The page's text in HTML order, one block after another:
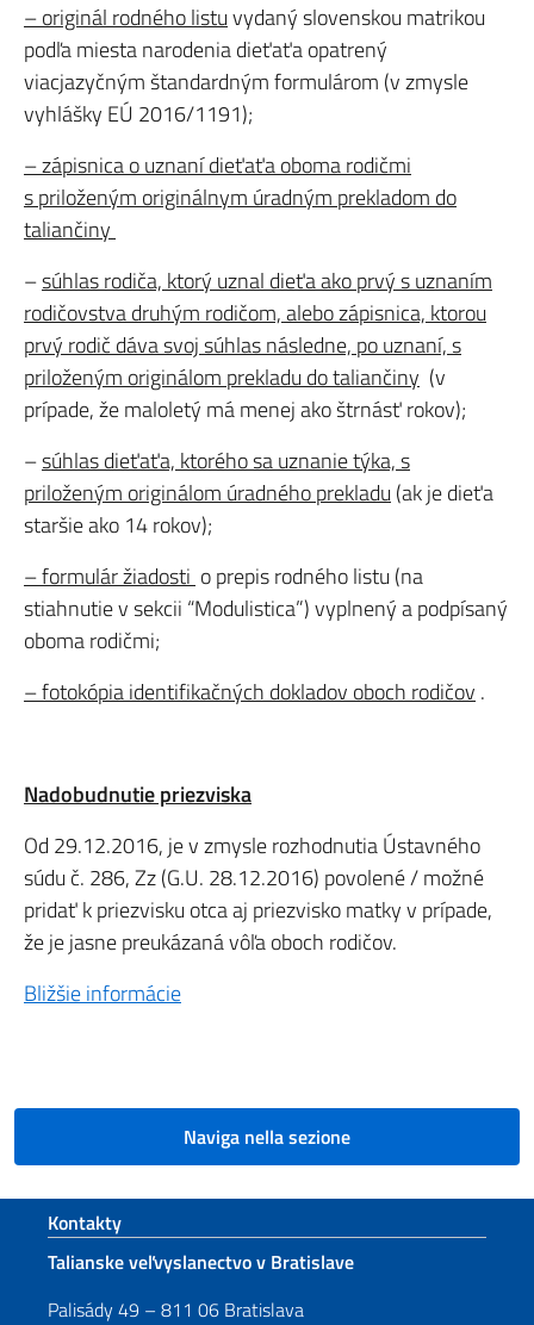
– originál rodného listuvydaný slovenskou matrikou
podľa miesta narodenia dieťaťa opatrený
viacjazyčným štandardným formulárom (v zmysle
vyhlášky EÚ 2016/1191);
– zápisnica o uznaní dieťaťa oboma rodičmi
s priloženým originálnym úradným prekladom do
taliančiny
–súhlas rodiča, ktorý uznal dieťa ako prvý s uznaním
rodičovstva druhým rodičom, alebo zápisnica, ktorou
prvý rodič dáva svoj súhlas následne, po uznaní, s
priloženým originálom prekladu do taliančiny (v
prípade, že maloletý má menej ako štrnásť rokov);
–súhlas dieťaťa, ktorého sa uznanie týka, s
priloženým originálom úradného prekladu (ak je dieťa
staršie ako 14 rokov);
– formulár žiadosti o prepis rodného listu (na
stiahnutie v sekcii “Modulistica”) vyplnený a podpísaný
oboma rodičmi;
– fotokópia identifikačných dokladov oboch rodičov .
Nadobudnutie priezviska
Od 29.12.2016, je v zmysle rozhodnutia Ústavného
súdu č. 286, Zz (G.U. 28.12.2016) povolené / možné
pridať k priezvisku otca aj priezvisko matky v prípade,
že je jasne preukázaná vôľa oboch rodičov.
Bližšie informácie
Naviga nella sezione
Footer section
Kontakty
Talianske veľvyslanectvo v Bratislave
Palisády 49 – 811 06 Bratislava